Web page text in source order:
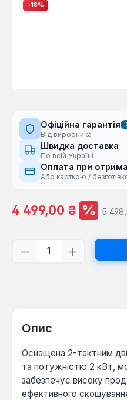
-18%
Офіційна гарантія
Від виробника
Швидка доставка
По всій Україні
Оплата при
Або карткою /
Ціна продажу:
4 499,00 ₴ % 5
Кількість
Опис
Оснащена 2-тактним
та потужністю 2 кВт,
забезпечує високу
ефективного